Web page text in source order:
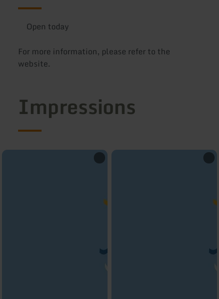
Open today
For more information, please refer to the
website.
Impressions